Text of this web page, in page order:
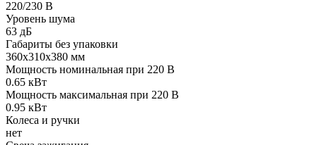
220/230 В
Уровень шума
63 дБ
Габариты без упаковки
360х310х380 мм
Мощность номинальная при 220 В
0.65 кВт
Мощность максимальная при 220 В
0.95 кВт
Колеса и ручки
нет